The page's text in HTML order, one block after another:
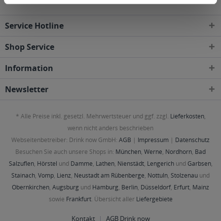
Service Hotline
Shop Service
Information
Newsletter
* Alle Preise inkl. gesetzl. Mehrwertsteuer und ggf. zzgl. Lieferkosten,
wenn nicht anders beschrieben
Webseitenbetreiber: Drink now GmbH: AGB | Impressum | Datenschutz
Besuchen Sie auch unsere Shops in: München, Werne, Nordhorn, Bad
Salzuflen, Hörstel und Damme, Lathen, Nienstädt, Lengerichund Garbsen,
Stainach, Vomp, Lienz, Neustadt am Rübenberge, Nottuln, Stolzenau und
Obernkirchen, Augsburg und Hamburg, Berlin, Düsseldorf, Erfurt, Mainz
sowie Frankfurt. Übersicht aller Liefergebiete
Kontakt AGB Drink now